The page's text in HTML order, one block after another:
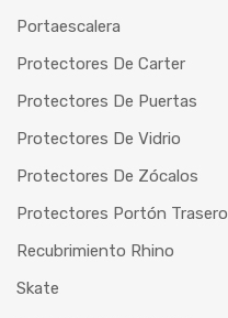
Portaescalera
Protectores De Carter
Protectores De Puertas
Protectores De Vidrio
Protectores De Zócalos
Protectores Portón Trasero
Recubrimiento Rhino
Skate